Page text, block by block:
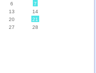
6
7
13
14
20
21
27
28